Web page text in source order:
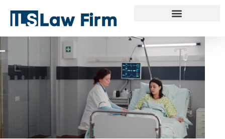
content